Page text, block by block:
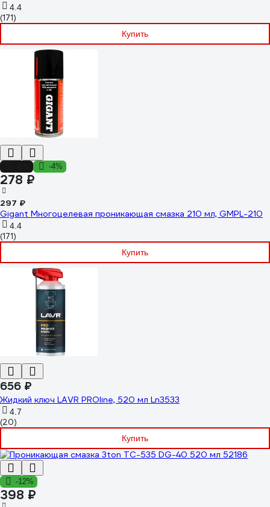
4.4
(171)
Купить
-4%
278 ₽
297 ₽
Gigant Многоцелевая проникающая смазка 210 мл, GMPL-210
4.4
(171)
Купить
656 ₽
Жидкий ключ LAVR PROline, 520 мл Ln3533
4.7
(20)
Купить
-12%
398 ₽